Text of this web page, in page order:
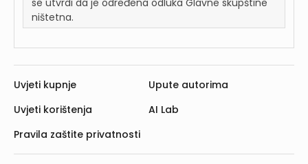
se utvrdi da je određena odluka Glavne skupštine
ništetna.
Uvjeti kupnje
Uvjeti korištenja
Pravila zaštite privatnosti
Upute autorima
AI Lab